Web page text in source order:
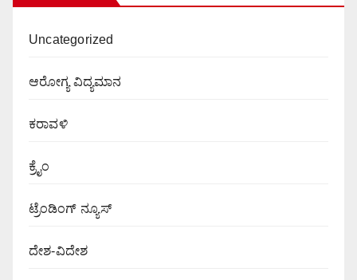
Uncategorized
ಆರೋಗ್ಯ ವಿದ್ಯಮಾನ
ಕರಾವಳಿ
ಕ್ರೈಂ
ಟ್ರೆಂಡಿಂಗ್ ನ್ಯೂಸ್
ದೇಶ-ವಿದೇಶ